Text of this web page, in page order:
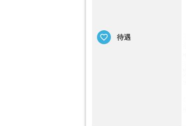
待遇